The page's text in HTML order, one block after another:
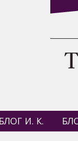
БЛОГ И. К.